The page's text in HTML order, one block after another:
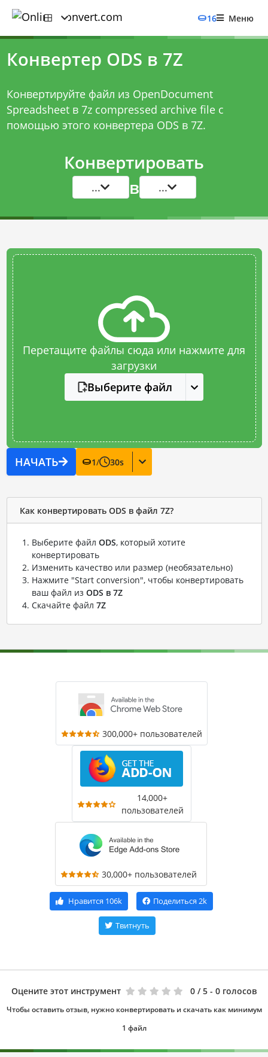
16 Меню
Конвертер ODS в 7Z
Конвертируйте файл из OpenDocument
Spreadsheet в 7z compressed archive file с
помощью этого конвертера ODS в 7Z.
Конвертировать
... в ...
Перетащите файлы сюда или нажмите для
загрузки
Выберите файл
НАЧАТЬ 1/ 30s
Как конвертировать ODS в файл 7Z?
Выберите файл ODS, который хотите
конвертировать
Изменить качество или размер (необязательно)
Нажмите "Start conversion", чтобы конвертировать
ваш файл из ODS в 7Z
Скачайте файл 7Z
300,000+ пользователей
14,000+
пользователей
30,000+ пользователей
Нравится 106k Поделиться 2k
Твитнуть
Оцените этот инструмент 0 / 5 - 0 голосов
Чтобы оставить отзыв, нужно конвертировать и скачать как минимум
1 файл